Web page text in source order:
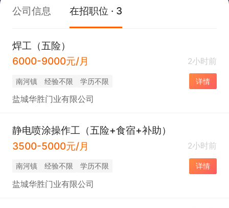
公司信息 在招职位 · 3
焊工（五险）
6000-9000元/月
2小时前
南河镇 经验不限 学历不限 详情
盐城华胜门业有限公司
静电喷涂操作工（五险+食宿+补助）
3500-5000元/月
2小时前
南河镇 经验不限 学历不限 详情
盐城华胜门业有限公司